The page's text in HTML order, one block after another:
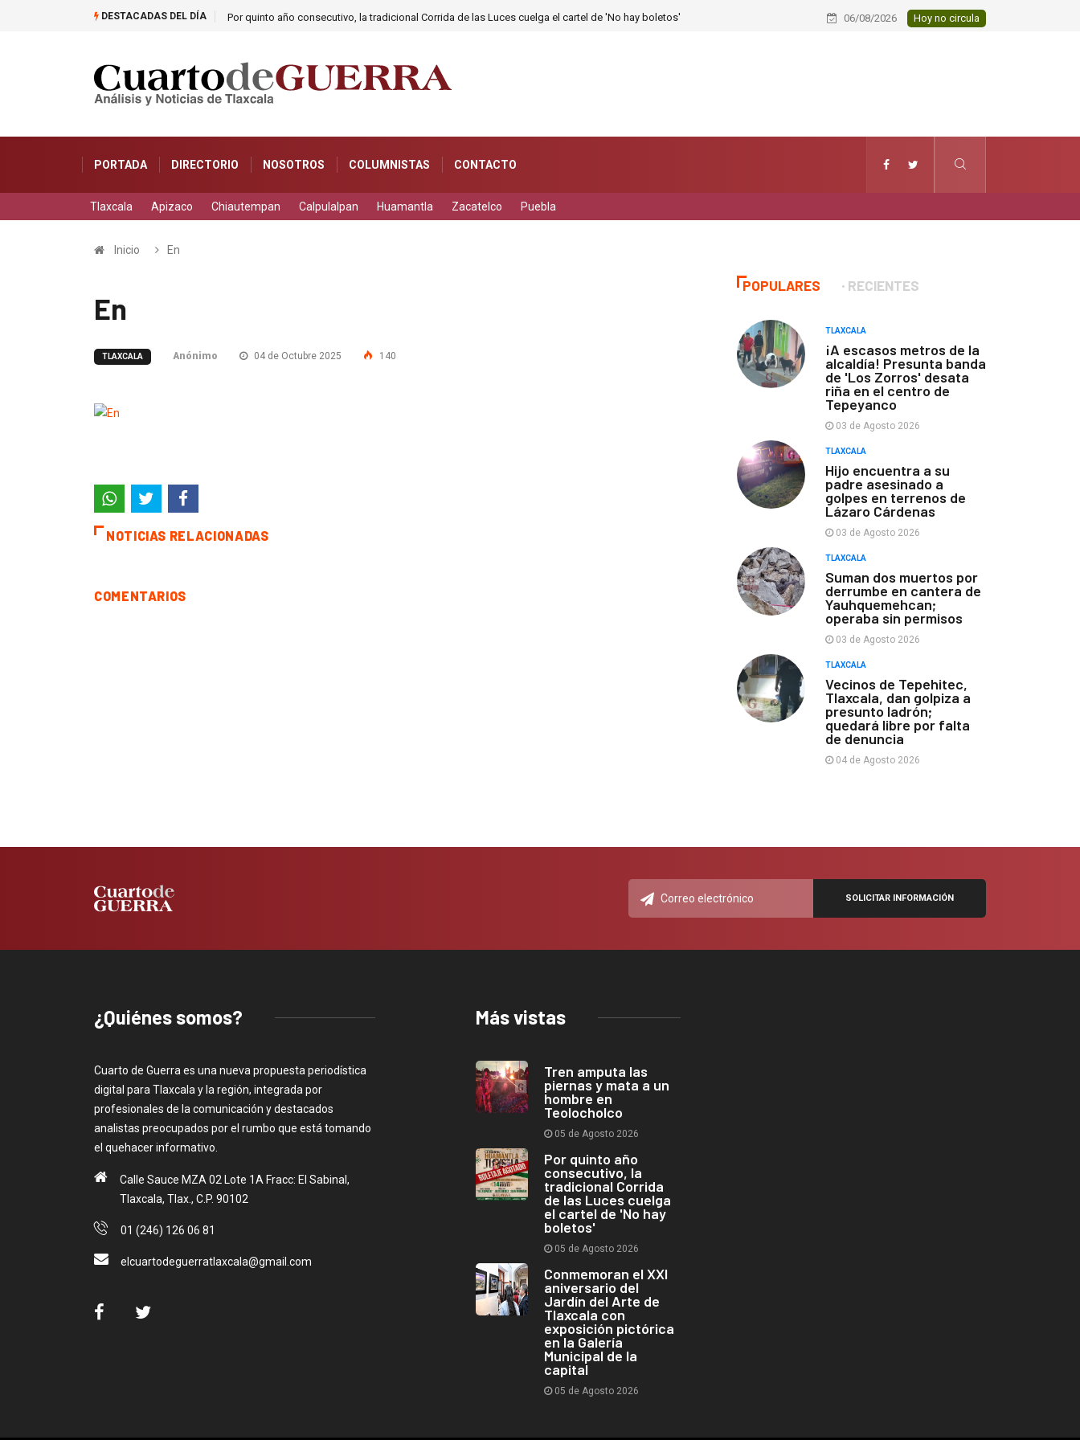
DESTACADAS DEL DÍA Por quinto año consecutivo, la tradicional Corrida de las Luces cuelga el cartel de 'No hay boletos' Conmemoran el XXI aniversario
06/08/2026 Hoy no circula
PORTADA DIRECTORIO NOSOTROS COLUMNISTAS CONTACTO
Tlaxcala Apizaco Chiautempan Calpulalpan Huamantla Zacatelco Puebla
Inicio En
En
TLAXCALA Anónimo 04 de Octubre 2025 140
NOTICIAS RELACIONADAS
COMENTARIOS
POPULARES RECIENTES
TLAXCALA
¡A escasos metros de la
alcaldía! Presunta banda
de 'Los Zorros' desata
riña en el centro de
Tepeyanco
03 de Agosto 2026
TLAXCALA
Hijo encuentra a su
padre asesinado a
golpes en terrenos de
Lázaro Cárdenas
03 de Agosto 2026
TLAXCALA
Suman dos muertos por
derrumbe en cantera de
Yauhquemehcan;
operaba sin permisos
03 de Agosto 2026
TLAXCALA
Vecinos de Tepehitec,
Tlaxcala, dan golpiza a
presunto ladrón;
quedará libre por falta
de denuncia
04 de Agosto 2026
¿Quiénes somos?
Cuarto de Guerra es una nueva propuesta periodística
digital para Tlaxcala y la región, integrada por
profesionales de la comunicación y destacados
analistas preocupados por el rumbo que está tomando
el quehacer informativo.
Calle Sauce MZA 02 Lote 1A Fracc: El Sabinal,
Tlaxcala, Tlax., C.P. 90102
01 (246) 126 06 81
elcuartodeguerratlaxcala@gmail.com
Más vistas
Tren amputa las
piernas y mata a un
hombre en
Teolocholco
05 de Agosto 2026
Por quinto año
consecutivo, la
tradicional Corrida
de las Luces cuelga
el cartel de 'No hay
boletos'
05 de Agosto 2026
Conmemoran el XXI
aniversario del
Jardín del Arte de
Tlaxcala con
exposición pictórica
en la Galería
Municipal de la
capital
05 de Agosto 2026